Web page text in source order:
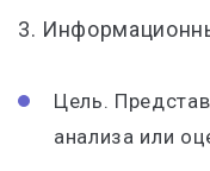
3.
Цель.
анализа или